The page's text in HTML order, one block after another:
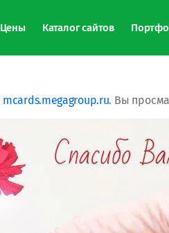
Цены Каталог сайтов
mcards.megagroup.ru. Вы